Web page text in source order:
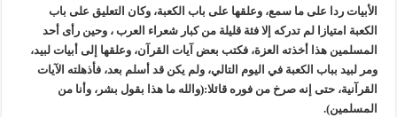
الأبيات ردا على ما سمع، وعلقها على باب الكعبة، وكان التعليق على باب
الكعبة امتيازا لم تدركه إلا فئة قليلة من كبار شعراء العرب ، وحين رأى أحد
المسلمين هذا أخذته العزة، فكتب بعض آيات القرآن، وعلقها إلى أبيات لبيد،
ومر لبيد بباب الكعبة في اليوم التالي، ولم يكن قد أسلم بعد، فأذهلته الآيات
القرآنية، حتى إنه صرخ من فوره قائلا:(والله ما هذا بقول بشر، وأنا من
المسلمين).